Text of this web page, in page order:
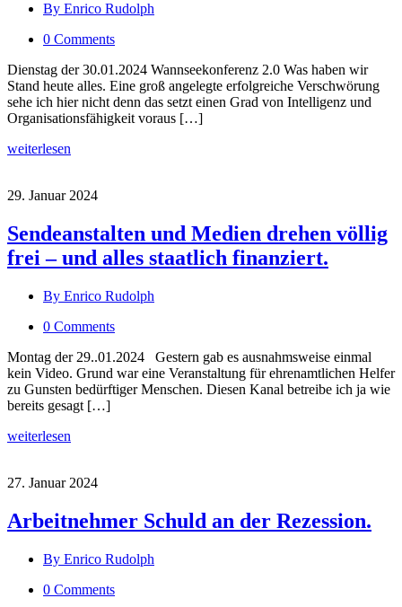
By Enrico Rudolph
0 Comments
Dienstag der 30.01.2024 Wannseekonferenz 2.0 Was haben wir
Stand heute alles. Eine groß angelegte erfolgreiche Verschwörung
sehe ich hier nicht denn das setzt einen Grad von Intelligenz und
Organisationsfähigkeit voraus […]
weiterlesen
29. Januar 2024
Sendeanstalten und Medien drehen völlig
frei – und alles staatlich finanziert.
By Enrico Rudolph
0 Comments
Montag der 29..01.2024 Gestern gab es ausnahmsweise einmal
kein Video. Grund war eine Veranstaltung für ehrenamtlichen Helfer
zu Gunsten bedürftiger Menschen. Diesen Kanal betreibe ich ja wie
bereits gesagt […]
weiterlesen
27. Januar 2024
Arbeitnehmer Schuld an der Rezession.
By Enrico Rudolph
0 Comments